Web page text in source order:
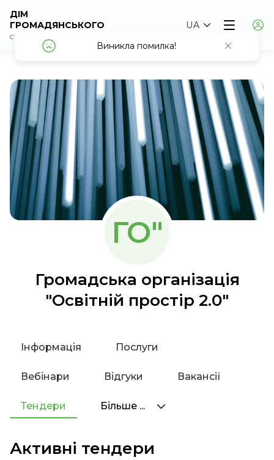
ДІМ
ГРОМАДЯНСЬКОГО
СУСПІЛЬСТВА
UA
Виникла помилка!
ГО"
Громадська організація
"Освітній простір 2.0"
Інформація Послуги
Вебінари Відгуки Вакансії
Тендери Більше ...
Активні тендери
Виникла помилка!